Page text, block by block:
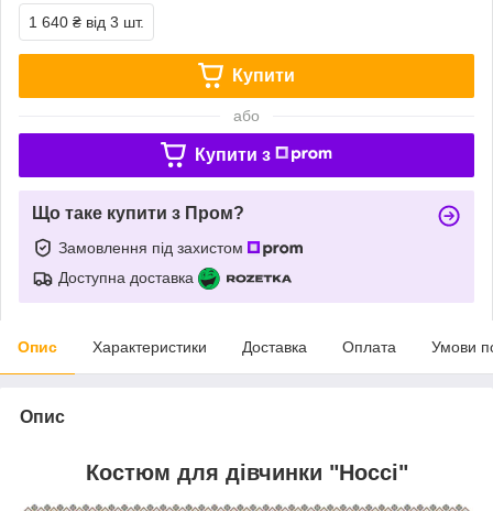
1 640 ₴ від 3 шт.
Купити
або
Купити з
Що таке купити з Пром?
Замовлення під захистом
Доступна доставка
Опис Характеристики Доставка Оплата Умови
Опис
Костюм для дівчинки "Носсі"